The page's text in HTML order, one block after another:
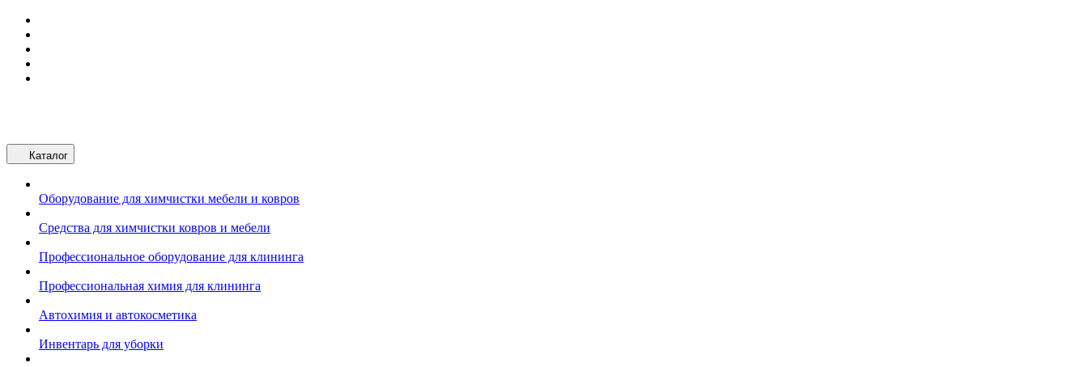
Каталог
Оборудование для химчистки мебели и ковров
Средства для химчистки ковров и мебели
Профессиональное оборудование для клининга
Профессиональная химия для клининга
Автохимия и автокосметика
Инвентарь для уборки